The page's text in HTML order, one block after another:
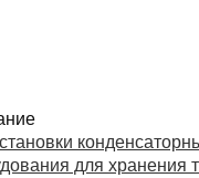
для хранения